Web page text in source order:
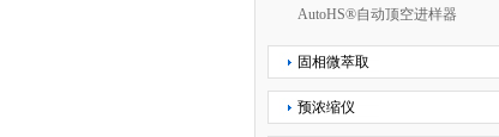
AutoHS®自动顶空进样器
固相微萃取
预浓缩仪